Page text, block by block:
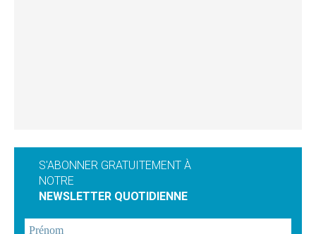
S'ABONNER GRATUITEMENT À
NOTRE
NEWSLETTER QUOTIDIENNE